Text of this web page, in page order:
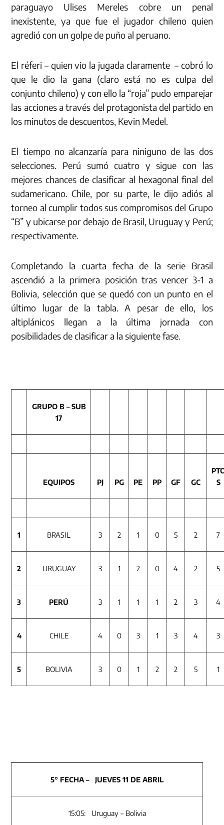
paraguayo Ulises Mereles cobre un penal
inexistente, ya que fue el jugador chileno quien
agredió con un golpe de puño al peruano.
El réferi – quien vio la jugada claramente – cobró lo
que le dio la gana (claro está no es culpa del
conjunto chileno) y con ello la “roja” pudo emparejar
las acciones a través del protagonista del partido en
los minutos de descuentos, Kevin Medel.
El tiempo no alcanzaría para niniguno de las dos
selecciones. Perú sumó cuatro y sigue con las
mejores chances de clasificar al hexagonal final del
sudamericano. Chile, por su parte, le dijo adiós al
torneo al cumplir todos sus compromisos del Grupo
“B” y ubicarse por debajo de Brasil, Uruguay y Perú;
respectivamente.
Completando la cuarta fecha de la serie Brasil
ascendió a la primera posición tras vencer 3-1 a
Bolivia, selección que se quedó con un punto en el
último lugar de la tabla. A pesar de ello, los
altiplánicos llegan a la última jornada con
posibilidades de clasificar a la siguiente fase.
GRUPO B – SUB
17
EQUIPOS PJ PG PE PP GF GC
S
1 BRASIL 3 2 1 0 5 2 7
2 URUGUAY 3 1 2 0 4 2 5
3 PERÚ 3 1 1 1 2 3 4
4 CHILE 4 0 3 1 3 4 3
5 BOLIVIA 3 0 1 2 2 5 1
5° FECHA – JUEVES 11 DE ABRIL
15:05: Uruguay – Bolivia